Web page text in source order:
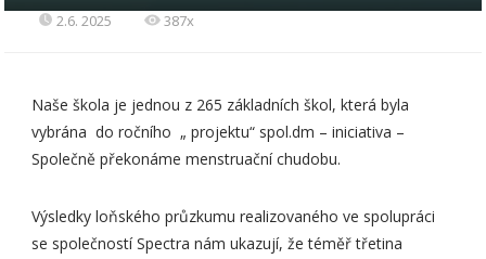
2.6. 2025 387x
Naše škola je jednou z 265 základních škol, která byla
vybrána do ročního „ projektu“ spol.dm – iniciativa –
Společně překonáme menstruační chudobu.
Výsledky loňského průzkumu realizovaného ve spolupráci
se společností Spectra nám ukazují, že téměř třetina